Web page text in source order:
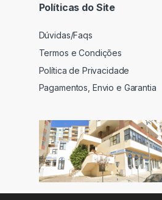
Políticas do Site
Dúvidas/Faqs
Termos e Condições
Política de Privacidade
Pagamentos, Envio e Garantia